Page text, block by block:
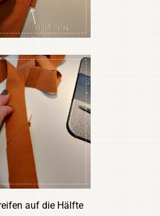
auf die Hälfte